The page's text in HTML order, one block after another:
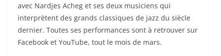
avec Nardjes Acheg et ses deux musiciens qui
interprètent des grands classiques de jazz du siècle
dernier. Toutes ses performances sont à retrouver sur
Facebook et YouTube, tout le mois de mars.